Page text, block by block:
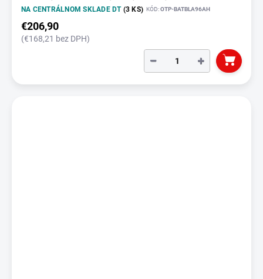
NA CENTRÁLNOM SKLADE DT (3 KS) KÓD:OTP-BATBLA96AH
€206,90
(€168,21 bez DPH)
+
−